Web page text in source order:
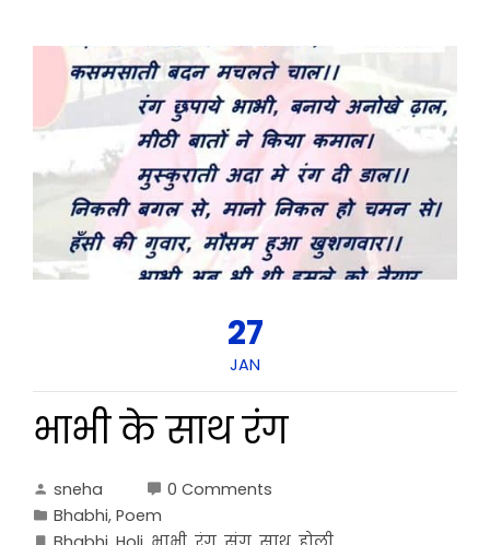
27
JAN
भाभी के साथ रंग
sneha
0 Comments
Bhabhi, Poem